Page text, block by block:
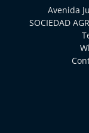
Avenida
SOCIEDAD